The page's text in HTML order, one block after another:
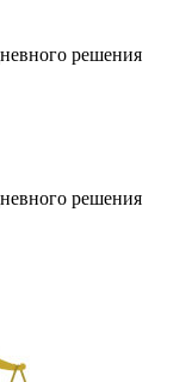
решения
решения